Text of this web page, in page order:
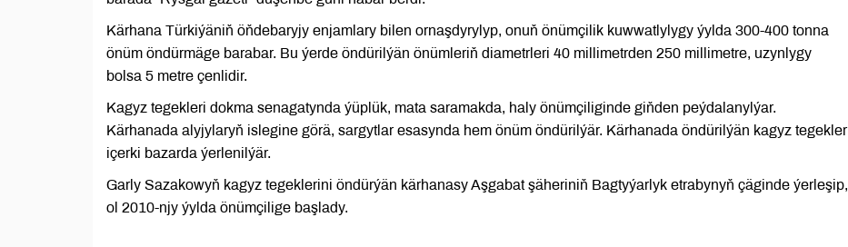
Kärhana Türkiýäniň öňdebaryjy enjamlary bilen ornaşdyrylyp, onuň önümçilik kuwwatlylygy ýylda 300-400 tonna
önüm öndürmäge barabar. Bu ýerde öndürilýän önümleriň diametrleri 40 millimetrden 250 millimetre, uzynlygy
bolsa 5 metre çenlidir.
Kagyz tegekleri dokma senagatynda ýüplük, mata saramakda, haly önümçiliginde giňden peýdalanylýar.
Kärhanada alyjylaryň islegine görä, sargytlar esasynda hem önüm öndürilýär. Kärhanada öndürilýän kagyz tegekler
içerki bazarda ýerlenilýär.
Garly Sazakowyň kagyz tegeklerini öndürýän kärhanasy Aşgabat şäheriniň Bagtyýarlyk etrabynyň çäginde ýerleşip,
ol 2010-njy ýylda önümçilige başlady.